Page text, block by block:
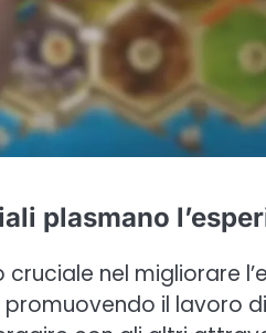
plasmano
nel migliorare
il lavoro